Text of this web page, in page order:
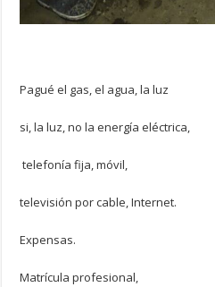
Pagué el gas, el agua, la luz
si, la luz, no la energía eléctrica,
telefonía fija, móvil,
televisión por cable, Internet.
Expensas.
Matrícula profesional,